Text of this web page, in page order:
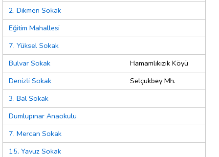
2. Dikmen Sokak
Eğitim Mahallesi
7. Yüksel Sokak
Bulvar Sokak
Hamamlıkızık Köyü
Denizli Sokak
Selçukbey Mh.
3. Bal Sokak
Dumlupınar Anaokulu
7. Mercan Sokak
15. Yavuz Sokak